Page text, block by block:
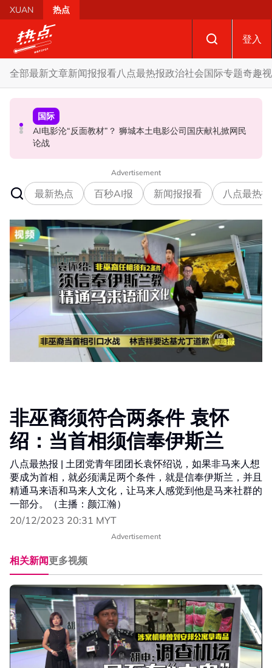
Skip to main content
XUAN 热点
登入
全部最新文章新闻报报看八点最热报政治社会国际专题奇趣
政治
驳斥全国大选提前举行 法米：各成员党承诺挺政府至届满
国际
AI电影沦“反面教材”？ 狮城本土电影公司国庆献礼掀网民
论战
政治
要求安华解释为何冻结MyKHAS权限 5蓝眼议员: 改革不是
把人民拨款政治化
Advertisement
最新热点 百秒AI报 新闻报报看 八点最热报
非巫裔须符合两条件 袁怀
绍：当首相须信奉伊斯兰
八点最热报 | 土团党青年团团长袁怀绍说，如果非马来人想
要成为首相，就必须满足两个条件，就是信奉伊斯兰，并且
精通马来语和马来人文化，让马来人感觉到他是马来社群的
一部分。（主播：颜江瀚）
20/12/2023 20:31 MYT
Advertisement
相关新闻更多视频